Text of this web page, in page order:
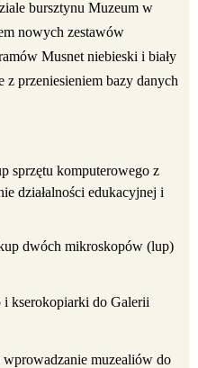
bursztynu Muzeum w
nowych zestawów
Musnet niebieski i biały
z przeniesieniem bazy danych
sprzętu komputerowego z
działalności edukacyjnej i
dwóch mikroskopów (lup)
i kserokopiarki do Galerii
muzealiów do